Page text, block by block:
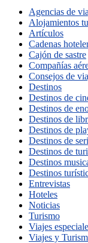
Agencias de
Alojamientos
Artículos
Cadenas
Cajón de sastre
Compañías
Consejos de
Destinos
Destinos de
Destinos de
Destinos de
Destinos de
Destinos de
Destinos de
Destinos
Destinos
Entrevistas
Hoteles
Noticias
Turismo
Viajes
Viajes y